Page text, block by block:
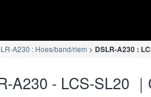
A230 : Hoes/band/riem DSLR-A230 :
A230 - LCS-SL20